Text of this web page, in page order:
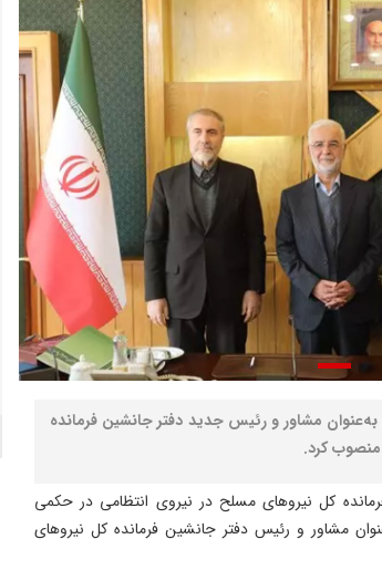
به‌عنوان مشاور و رئیس جدید دفتر جانشین فرمانده
کرد.
کل نیروهای مسلح در نیروی انتظامی در حکمی
مشاور و رئیس دفتر جانشین فرمانده کل نیروهای